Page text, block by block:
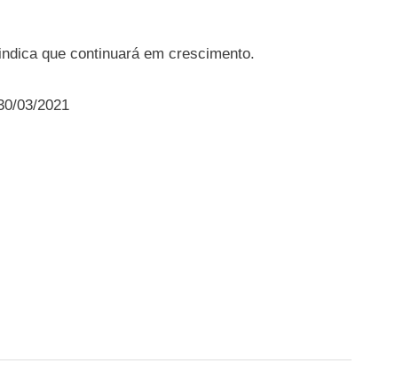
que continuará em crescimento.
03/2021